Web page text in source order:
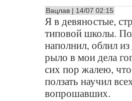
Вацлав | 14/07 02:15
Я в девяностые,
типовой школы.
наполнил, облил
рыло в мои дела
сих пор жалею,
ползать научил
вопрошавших.